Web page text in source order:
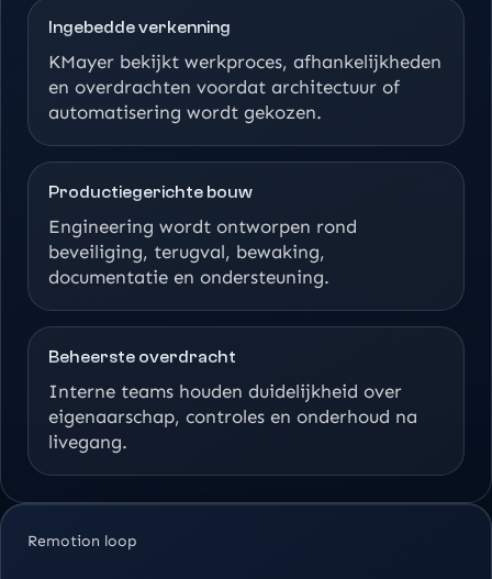
Ingebedde verkenning
KMayer bekijkt werkproces, afhankelijkheden
en overdrachten voordat architectuur of
automatisering wordt gekozen.
Productiegerichte bouw
Engineering wordt ontworpen rond
beveiliging, terugval, bewaking,
documentatie en ondersteuning.
Beheerste overdracht
Interne teams houden duidelijkheid over
eigenaarschap, controles en onderhoud na
livegang.
Remotion loop